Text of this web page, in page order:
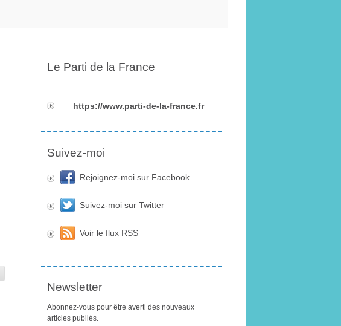
Le Parti de la France
https://www.parti-de-la-france.fr
Suivez-moi
Rejoignez-moi sur Facebook
Suivez-moi sur Twitter
Voir le flux RSS
Newsletter
Abonnez-vous pour être averti des nouveaux
articles publiés.